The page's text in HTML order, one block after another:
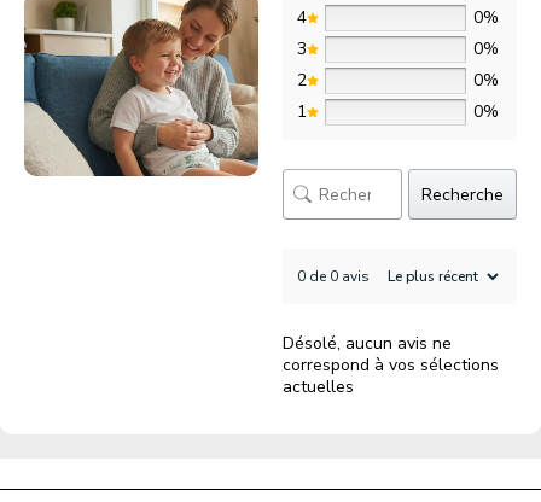
4
0%
3
0%
2
0%
1
0%
Recherche
0 de 0 avis
Désolé, aucun avis ne
correspond à vos sélections
actuelles